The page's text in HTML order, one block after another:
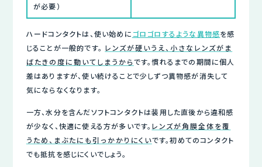
が必要）
ハードコンタクトは、使い始めに ゴロゴロするような異物感を感
じることが一般的です。 レンズが硬いうえ、小さなレンズがま
ばたきの度に動いてしまうからです。慣れるまでの期間に個人
差はありますが、使い続けることで少しずつ異物感が消失して
気にならなくなります。
一方、水分を含んだソフトコンタクトは装用した直後から違和感
が少なく、快適に使える方が多いです。 レンズが角膜全体を覆
うため、まぶたにも引っかかりにくいです。初めてのコンタクト
でも抵抗を感じにくいでしょう。